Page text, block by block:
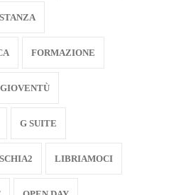
FORMAZIONE
G SUITE
LIBRIAMOCI